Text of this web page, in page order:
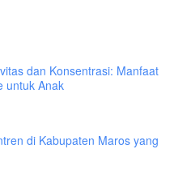
dan Konsentrasi: Manfaat
untuk Anak
di Kabupaten Maros yang